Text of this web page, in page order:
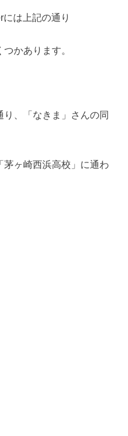
には上記の通り
かあります。
り、「なきま」さんの同
茅ヶ崎西浜高校」に通わ